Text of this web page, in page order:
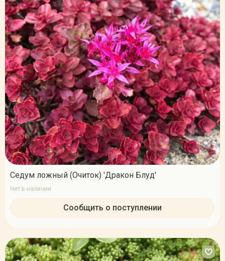
Седум ложный (Очиток) 'Дракон Блуд'
Нет в наличии
Сообщить о поступлении